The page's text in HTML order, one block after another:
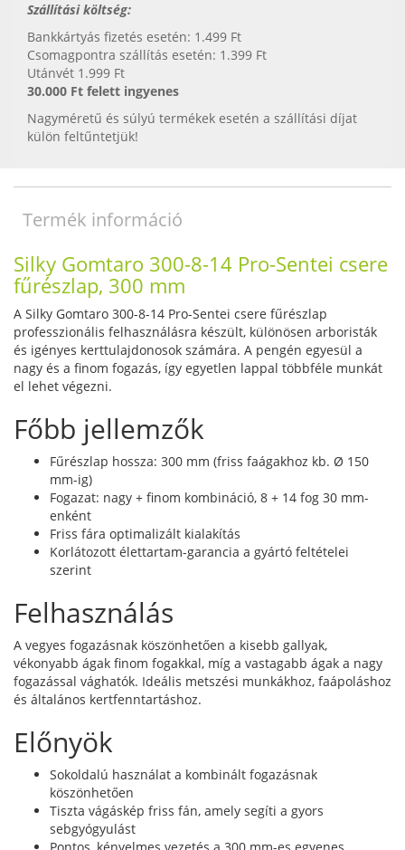
Szállítási költség:
Bankkártyás fizetés esetén: 1.499 Ft
Csomagpontra szállítás esetén: 1.399 Ft
Utánvét 1.999 Ft
30.000 Ft felett ingyenes
Nagyméretű és súlyú termékek esetén a szállítási díjat
külön feltűntetjük!
Termék információ
Silky Gomtaro 300-8-14 Pro-Sentei csere
fűrészlap, 300 mm
A Silky Gomtaro 300-8-14 Pro-Sentei csere fűrészlap
professzionális felhasználásra készült, különösen arboristák
és igényes kerttulajdonosok számára. A pengén egyesül a
nagy és a finom fogazás, így egyetlen lappal többféle munkát
el lehet végezni.
Főbb jellemzők
Fűrészlap hossza: 300 mm (friss faágakhoz kb. Ø 150
mm-ig)
Fogazat: nagy + finom kombináció, 8 + 14 fog 30 mm-
enként
Friss fára optimalizált kialakítás
Korlátozott élettartam-garancia a gyártó feltételei
szerint
Felhasználás
A vegyes fogazásnak köszönhetően a kisebb gallyak,
vékonyabb ágak finom fogakkal, míg a vastagabb ágak a nagy
fogazással vághatók. Ideális metszési munkákhoz, faápoláshoz
és általános kertfenntartáshoz.
Előnyök
Sokoldalú használat a kombinált fogazásnak
köszönhetően
Tiszta vágáskép friss fán, amely segíti a gyors
sebgyógyulást